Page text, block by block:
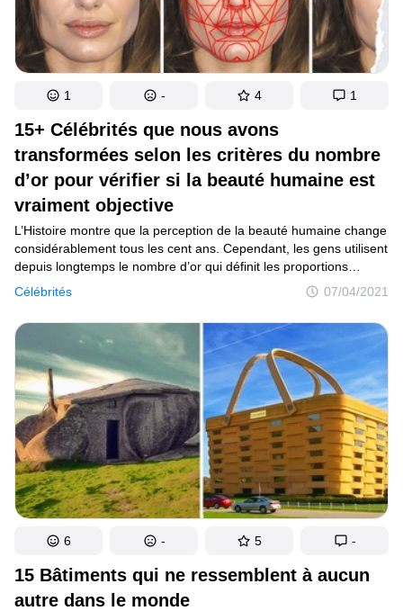
15+ Célébrités que nous avons
transformées selon les critères du nombre
d’or pour vérifier si la beauté humaine est
vraiment objective
Célébrités 07/04/2021
L’Histoire montre que la perception de la beauté humaine change
considérablement tous les cent ans. Cependant, les gens utilisent
depuis longtemps le nombre d’or qui définit les proportions
parfaites dans l’art et l’architecture. La plupart des sculptures
grecques antiques ont des dimensions qui sont en rapport avec
la proportion dorée. Le nombre d’or se retrouve aussi dans
la peinture : beaucoup de célèbres artistes l’ont employé dans
leurs œuvres d’art.
1 - 4 1
15 Bâtiments qui ne ressemblent à aucun
autre dans le monde
6 - 5 -